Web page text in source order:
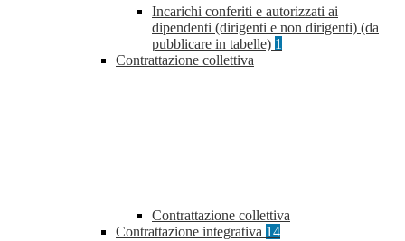
Incarichi conferiti e autorizzati ai
dipendenti (dirigenti e non dirigenti) (da
pubblicare in tabelle) 1
Contrattazione collettiva
Contrattazione collettiva
Contrattazione integrativa 14